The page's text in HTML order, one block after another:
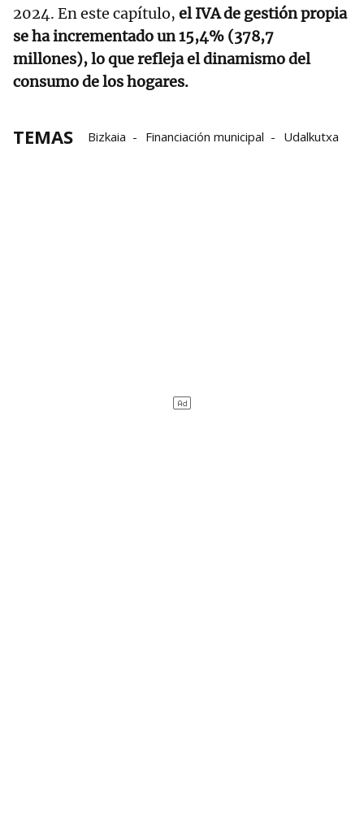
2024. En este capítulo, el IVA de gestión propia
se ha incrementado un 15,4% (378,7
millones), lo que refleja el dinamismo del
consumo de los hogares.
TEMAS Bizkaia Financiación municipal Udalkutxa